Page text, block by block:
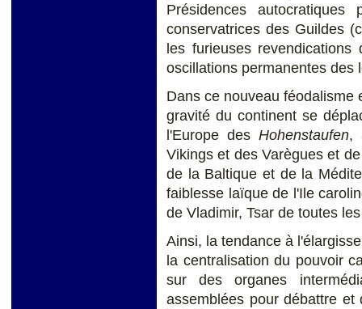
Présidences autocratiques
conservatrices des Guildes
les furieuses
oscillations permanentes des
Dans ce nouveau féodalisme
gravité du continent se
l'Europe desHohenstaufen,
Vikings et des Varègues et
de la Baltique et de la
faiblesse laïque de l'Ile
de Vladimir, Tsar de toutes
Ainsi, la tendance à
la centralisation du pouvoir
sur des organes
assemblées pour débattre